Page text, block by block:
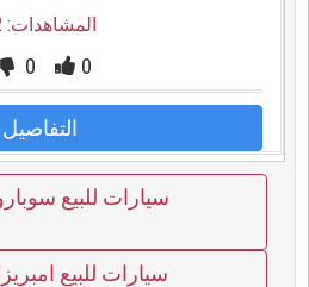
المشاهدات: 32
0
0
التفاصيل
سيارات للبيع
سيارات للبيع